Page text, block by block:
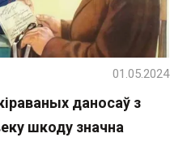
даносаў з
шкоду значна
01.05.2024